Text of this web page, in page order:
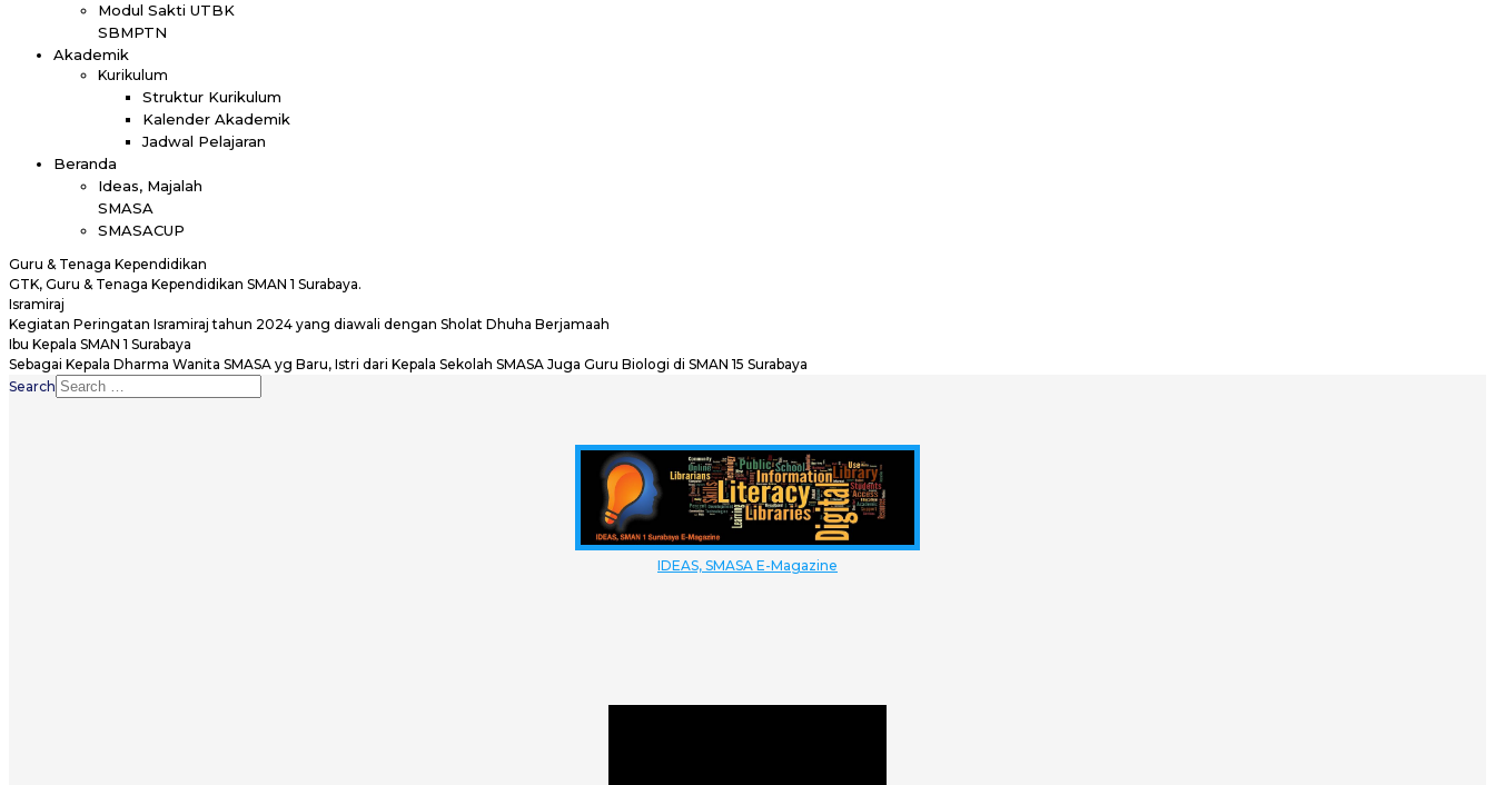
Modul Sakti UTBK
SBMPTN
Akademik
Kurikulum
Struktur Kurikulum
Kalender Akademik
Jadwal Pelajaran
Beranda
Ideas, Majalah
SMASA
SMASACUP
Guru & Tenaga Kependidikan
GTK, Guru & Tenaga Kependidikan SMAN 1 Surabaya.
Isramiraj
Kegiatan Peringatan Isramiraj tahun 2024 yang diawali dengan Sholat Dhuha Berjamaah
Ibu Kepala SMAN 1 Surabaya
Sebagai Kepala Dharma Wanita SMASA yg Baru, Istri dari Kepala Sekolah SMASA Juga Guru Biologi di SMAN 15 Surabaya
Search
IDEAS, SMASA E-Magazine